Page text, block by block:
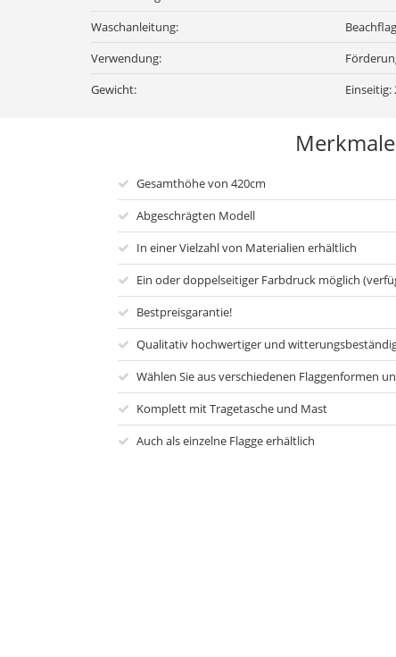
Waschanleitung:
Verwendung:
Gewicht:
Einseitig:
Merkmale
Gesamthöhe von 420cm
Abgeschrägten Modell
In einer Vielzahl von Materialien erhältlich
Ein oder doppelseitiger Farbdruck möglich
Bestpreisgarantie!
Qualitativ hochwertiger und
Wählen Sie aus verschiedenen Flaggenformen
Komplett mit Tragetasche und Mast
Auch als einzelne Flagge erhältlich